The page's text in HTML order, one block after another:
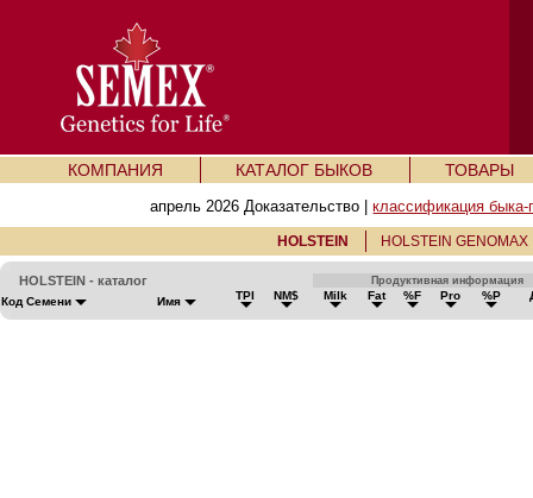
КОМПАНИЯ КАТАЛОГ БЫКОВ ТОВАРЫ
апрель 2026 Доказательство |классификация
HOLSTEIN HOLSTEIN GENOMAX
HOLSTEIN - каталог Продуктивная информация
Код Семени Имя TPI NM$ Milk Fat %F Pro %P